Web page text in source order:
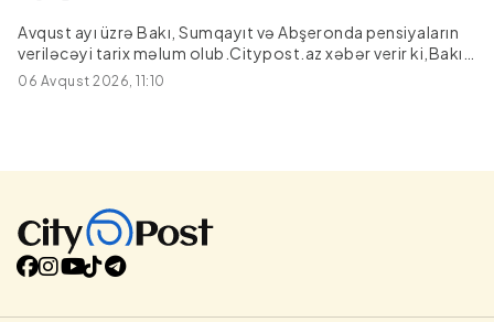
Avqust ayı üzrə Bakı, Sumqayıt və Abşeronda pensiyaların
veriləcəyi tarix məlum olub.Citypost.az xəbər verir ki,Bakı,
Sumqayıt şəhərləri və Abşeron rayonu üzrə pensiyalar
avqustun 14-də ödəniləcək.Xatırladaq ki, ötən ay da eyni
06 Avqust 2026, 11:10